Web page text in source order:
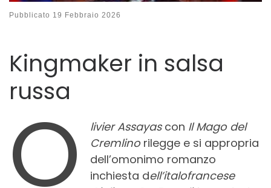
Pubblicato 19 Febbraio 2026
Kingmaker in salsa
russa
O livier Assayascon Il Mago del
Cremlinorilegge e si appropria
dell’omonimo romanzo
inchiesta dell’italofrancese